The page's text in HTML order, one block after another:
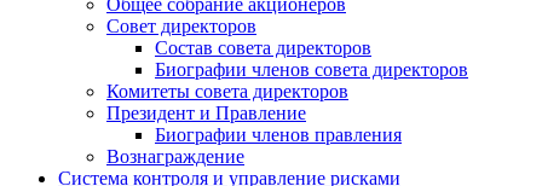
Совет директоров
Состав совета директоров
Биографии членов совета директоров
Комитеты совета директоров
Президент и Правление
Биографии членов правления
Вознаграждение
Система контроля и управление рисками